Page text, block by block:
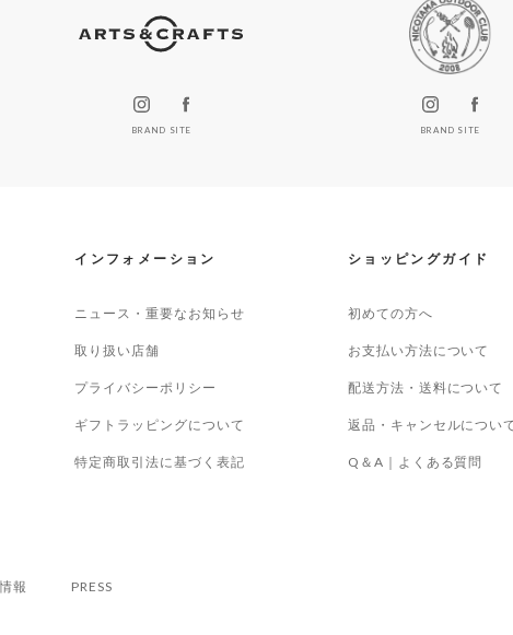
BRAND SITE BRAND SITE
インフォメーション
ニュース・重要なお知らせ
取り扱い店舗
プライバシーポリシー
ギフトラッピングについて
特定商取引法に基づく表記
ショッピングガイド
初めての方へ
お支払い方法について
配送方法・送料について
返品・キャンセルについ
Q＆A｜よくある質問
報 PRESS